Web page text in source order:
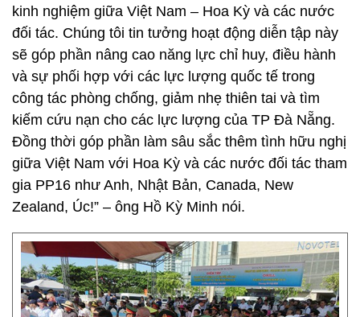
kinh nghiệm giữa Việt Nam – Hoa Kỳ và các nước
đối tác. Chúng tôi tin tưởng hoạt động diễn tập này
sẽ góp phần nâng cao năng lực chỉ huy, điều hành
và sự phối hợp với các lực lượng quốc tế trong
công tác phòng chống, giảm nhẹ thiên tai và tìm
kiếm cứu nạn cho các lực lượng của TP Đà Nẵng.
Đồng thời góp phần làm sâu sắc thêm tình hữu nghị
giữa Việt Nam với Hoa Kỳ và các nước đối tác tham
gia PP16 như Anh, Nhật Bản, Canada, New
Zealand, Úc!” – ông Hồ Kỳ Minh nói.